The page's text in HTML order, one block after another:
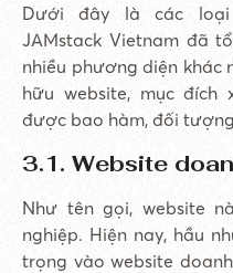
Dưới đây là các
JAMstack Vietnam đã
nhiều phương diện khác
hữu website, mục đích
được bao hàm, đối
3.1. Website
Như tên gọi, website
nghiệp. Hiện nay, hầu
trọng vào website